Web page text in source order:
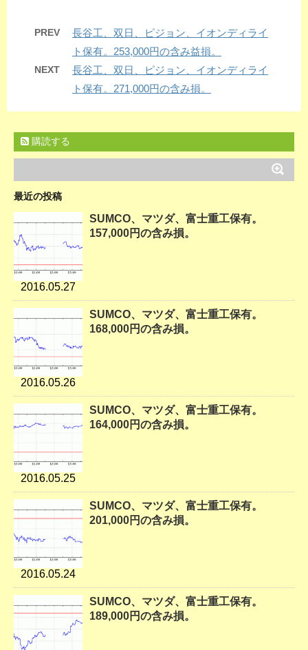
PREV
長谷工、双日、ピジョン、イオンディライ
ト保有。253,000円の含み益損。
NEXT
長谷工、双日、ピジョン、イオンディライ
ト保有。271,000円の含み損。
購読する
最近の投稿
2016.05.27
SUMCO、マツダ、富士重工保有。
157,000円の含み損。
2016.05.26
SUMCO、マツダ、富士重工保有。
168,000円の含み損。
2016.05.25
SUMCO、マツダ、富士重工保有。
164,000円の含み損。
2016.05.24
SUMCO、マツダ、富士重工保有。
201,000円の含み損。
SUMCO、マツダ、富士重工保有。
189,000円の含み損。